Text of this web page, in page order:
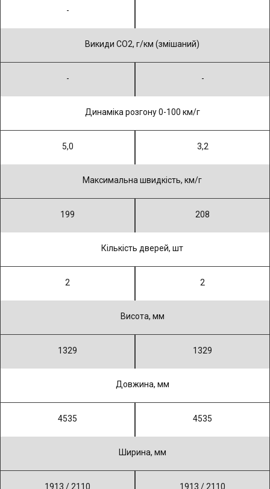
-
Викиди CO2, г/км (змішаний)
- -
Динаміка розгону 0-100 км/г
5,0 3,2
Максимальна швидкiсть, км/г
199 208
Кiлькiсть дверей, шт
2 2
Висота, мм
1329 1329
Довжина, мм
4535 4535
Ширина, мм
1913 / 2110 1913 / 2110